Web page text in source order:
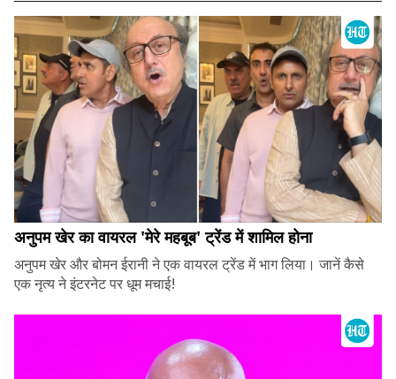
अनुपम खेर का वायरल 'मेरे महबूब' ट्रेंड में शामिल होना
अनुपम खेर और बोमन ईरानी ने एक वायरल ट्रेंड में भाग लिया। जानें कैसे
एक नृत्य ने इंटरनेट पर धूम मचाई!